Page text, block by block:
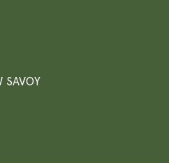
SAVOY